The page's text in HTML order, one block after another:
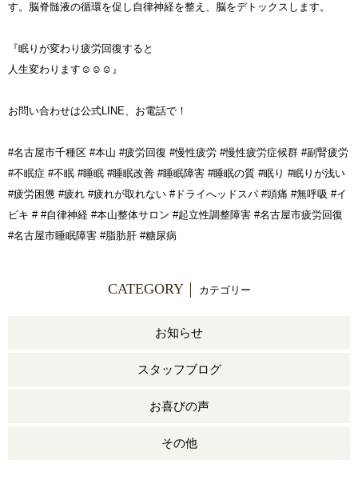
す。脳脊髄液の循環を促し自律神経を整え、脳をデトックスします。
『眠りが変わり疲労回復すると
人生変わります☺️☺️☺️』
お問い合わせは公式LINE、お電話で！
#名古屋市千種区 #本山 #疲労回復 #慢性疲労 #慢性疲労症候群 #副腎疲労
#不眠症 #不眠 #睡眠 #睡眠改善 #睡眠障害 #睡眠の質 #眠り #眠りが浅い
#疲労困憊 #疲れ #疲れが取れない #ドライへッドスパ #頭痛 #無呼吸 #イ
ビキ # #自律神経 #本山整体サロン #起立性調整障害 #名古屋市疲労回復
#名古屋市睡眠障害 #脂肪肝 #糖尿病
CATEGORY カテゴリー
お知らせ
スタッフブログ
お喜びの声
その他